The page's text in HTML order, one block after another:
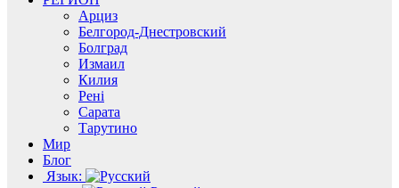
Арциз
Белгород-Днестровский
Болград
Измаил
Килия
Рені
Сарата
Тарутино
Мир
Блог
Язык: